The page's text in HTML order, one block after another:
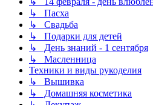
↳ Пасха
↳ Свадьба
↳ Подарки для детей
↳ День знаний - 1 сентября
↳ Масленница
Техники и виды рукоделия
↳ Вышивка
↳ Домашняя косметика